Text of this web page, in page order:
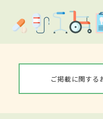
ご掲載に関する